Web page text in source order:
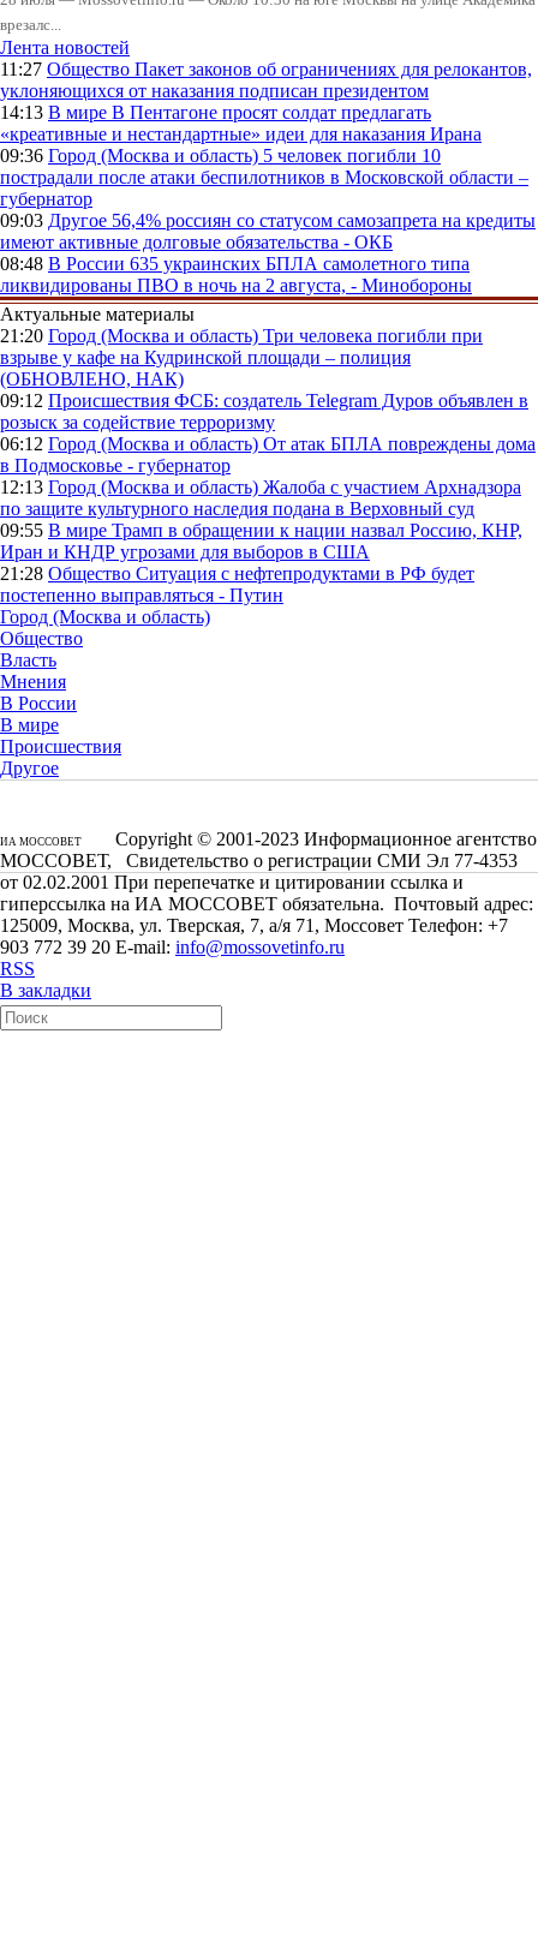
врезалс...
Лента новостей
11:27 Общество Пакет законов об ограничениях для релокантов,
уклоняющихся от наказания подписан президентом
14:13 В мире В Пентагоне просят солдат предлагать
«креативные и нестандартные» идеи для наказания Ирана
09:36 Город (Москва и область) 5 человек погибли 10
пострадали после атаки беспилотников в Московской области –
губернатор
09:03 Другое 56,4% россиян со статусом самозапрета на кредиты
имеют активные долговые обязательства - ОКБ
08:48 В России 635 украинских БПЛА самолетного типа
ликвидированы ПВО в ночь на 2 августа, - Минобороны
Актуальные материалы
21:20 Город (Москва и область) Три человека погибли при
взрыве у кафе на Кудринской площади – полиция
(ОБНОВЛЕНО, НАК)
09:12 Происшествия ФСБ: создатель Telegram Дуров объявлен в
розыск за содействие терроризму
06:12 Город (Москва и область) От атак БПЛА повреждены дома
в Подмосковье - губернатор
12:13 Город (Москва и область) Жалоба с участием Архнадзора
по защите культурного наследия подана в Верховный суд
09:55 В мире Трамп в обращении к нации назвал Россию, КНР,
Иран и КНДР угрозами для выборов в США
21:28 Общество Ситуация с нефтепродуктами в РФ будет
постепенно выправляться - Путин
Город (Москва и область)
Общество
Власть
Мнения
В России
В мире
Происшествия
Другое
ИА МОССОВЕТ
Copyright © 2001-2023 Информационное агентство
МОССОВЕТ, Свидетельство о регистрации СМИ Эл 77-4353
от 02.02.2001 При перепечатке и цитировании ссылка и
гиперссылка на ИА МОССОВЕТ обязательна. Почтовый адрес:
125009, Москва, ул. Тверская, 7, а/я 71, Моссовет Телефон: +7
903 772 39 20 E-mail: info@mossovetinfo.ru
RSS
В закладки